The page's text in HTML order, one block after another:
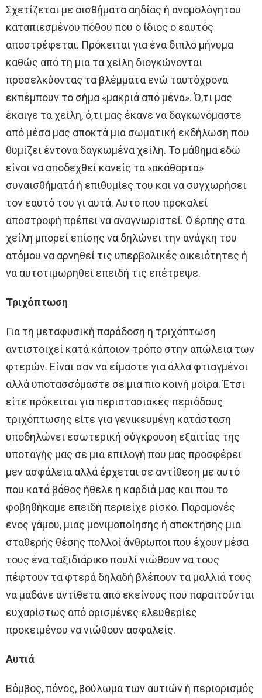
Σχετίζεται με αισθήματα αηδίας ή ανομολόγητου
καταπιεσμένου πόθου που ο ίδιος ο εαυτός
αποστρέφεται. Πρόκειται για ένα διπλό μήνυμα
καθώς από τη μια τα χείλη διογκώνονται
προσελκύοντας τα βλέμματα ενώ ταυτόχρονα
εκπέμπουν το σήμα «μακριά από μένα». Ό,τι μας
έκαιγε τα χείλη, ό,τι μας έκανε να δαγκωνόμαστε
από μέσα μας αποκτά μια σωματική εκδήλωση που
θυμίζει έντονα δαγκωμένα χείλη. Το μάθημα εδώ
είναι να αποδεχθεί κανείς τα «ακάθαρτα»
συναισθήματά ή επιθυμίες του και να συγχωρήσει
τον εαυτό του γι αυτά. Αυτό που προκαλεί
αποστροφή πρέπει να αναγνωριστεί. Ο έρπης στα
χείλη μπορεί επίσης να δηλώνει την ανάγκη του
ατόμου να αρνηθεί τις υπερβολικές οικειότητες ή
να αυτοτιμωρηθεί επειδή τις επέτρεψε.
Τριχόπτωση
Για τη μεταφυσική παράδοση η τριχόπτωση
αντιστοιχεί κατά κάποιον τρόπο στην απώλεια των
φτερών. Είναι σαν να είμαστε για άλλα φτιαγμένοι
αλλά υποτασσόμαστε σε μια πιο κοινή μοίρα. Έτσι
είτε πρόκειται για περιστασιακές περιόδους
τριχόπτωσης είτε για γενικευμένη κατάσταση
υποδηλώνει εσωτερική σύγκρουση εξαιτίας της
υποταγής μας σε μια επιλογή που μας προσφέρει
μεν ασφάλεια αλλά έρχεται σε αντίθεση με αυτό
που κατά βάθος ήθελε η καρδιά μας και που το
φοβηθήκαμε επειδή περιείχε ρίσκο. Παραμονές
ενός γάμου, μιας μονιμοποίησης ή απόκτησης μια
σταθερής θέσης πολλοί άνθρωποι που έχουν μέσα
τους ένα ταξιδιάρικο πουλί νιώθουν να τους
πέφτουν τα φτερά δηλαδή βλέπουν τα μαλλιά τους
να μαδάνε αντίθετα από εκείνους που παραιτούνται
ευχαρίστως από ορισμένες ελευθερίες
προκειμένου να νιώθουν ασφαλείς.
Αυτιά
Βόμβος, πόνος, βούλωμα των αυτιών ή περιορισμός